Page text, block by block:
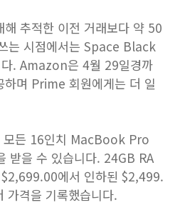
추적한 이전 거래보다 약 50
는 시점에서는 Space Black
. Amazon은 4월 29일경까
하며 Prime 회원에게는 더 일
든 16인치 MacBook Pro
받을 수 있습니다. 24GB RA
에서 인하된 $2,499.
가격을 기록했습니다.